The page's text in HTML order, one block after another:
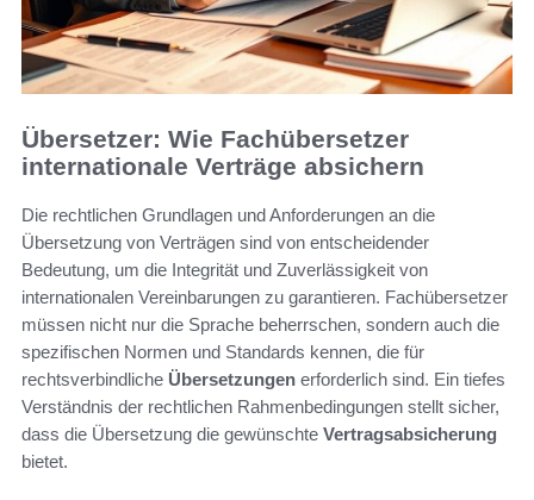
Übersetzer: Wie Fachübersetzer
internationale Verträge absichern
Die rechtlichen Grundlagen und Anforderungen an die
Übersetzung von Verträgen sind von entscheidender
Bedeutung, um die Integrität und Zuverlässigkeit von
internationalen Vereinbarungen zu garantieren. Fachübersetzer
müssen nicht nur die Sprache beherrschen, sondern auch die
spezifischen Normen und Standards kennen, die für
rechtsverbindliche Übersetzungen erforderlich sind. Ein tiefes
Verständnis der rechtlichen Rahmenbedingungen stellt sicher,
dass die Übersetzung die gewünschte Vertragsabsicherung
bietet.